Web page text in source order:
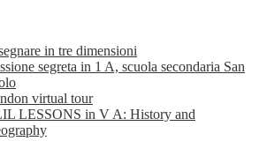
in tre dimensioni
segreta in 1 A, scuola secondaria San
virtual tour
LESSONS in V A: History and